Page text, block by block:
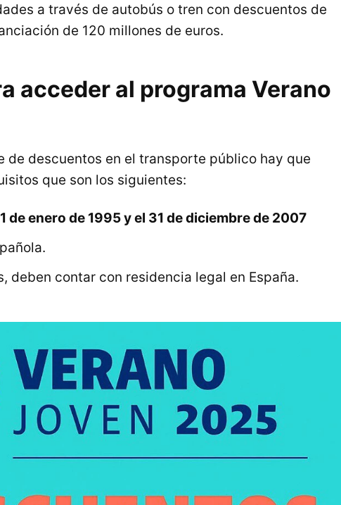
a través de autobús o tren con descuentos de
de 120 millones de euros.
acceder al programa Verano
de descuentos en el transporte público hay que
que son los siguientes:
de enero de 1995 y el 31 de diciembre de 2007
deben contar con residencia legal en España.